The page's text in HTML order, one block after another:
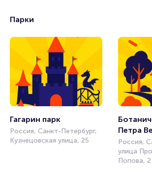
Парки
Гагарин парк
Россия, Санкт-Петербург,
Кузнецовская улица, 25
Петра
Россия,
улица
Попова, 2